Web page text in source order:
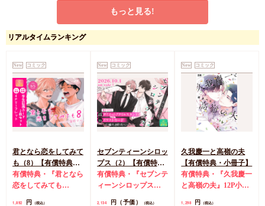
しっぽの恋
土田はる
カートに入れる
もっと見る!
リアルタイムランキング
New コミック
君となら恋をしてみて
も（8）【有償特典・
学生証風カード2枚セ
ット】
有償特典・『君となら
恋をしてみても
1,892 円 （税込）
New コミック
セブンティーンシロッ
プス（2）【有償特
典・ダイカットアクリ
ルスタンド】
有償特典・『セブンテ
ィーンシロップス
2,134 円（予価） （税込）
New コミック
久我慶一と高嶺の夫
【有償特典・小冊子】
有償特典・『久我慶一
と高嶺の夫』12P小冊
1,298 円 （税込）